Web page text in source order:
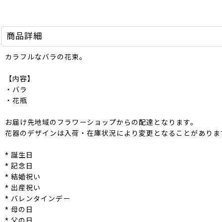
商品詳細
カラフルなバラの花束。
【内容】
・バラ
・花瓶
お届け先地域のフラワーショップからの配達となります。
花器のデザインは入荷・在庫状況により変更となることがありま
* 誕生日
* 記念日
* 結婚祝い
* 出産祝い
* バレンタインデー
* 母の日